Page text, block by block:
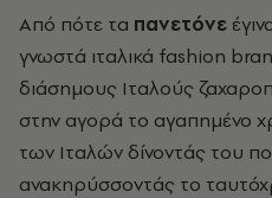
Από πότε τα πανετόνε
γνωστά ιταλικά fashion
διάσημους Ιταλούς
στην αγορά το αγαπημένο
των Ιταλών δίνοντάς του
ανακηρύσσοντάς το